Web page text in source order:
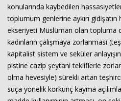
konularında kaybedilen
toplumum genlerine aykırı
ekseriyeti Müslüman olan topluma
kadınların çalışmaya zorlanması
kapitalist sistem ve seküler anlayışın
pistine cazip şeytani tekliflerle
olma hevesiyle) sürekli artan
suça yönelik korkunç kayma